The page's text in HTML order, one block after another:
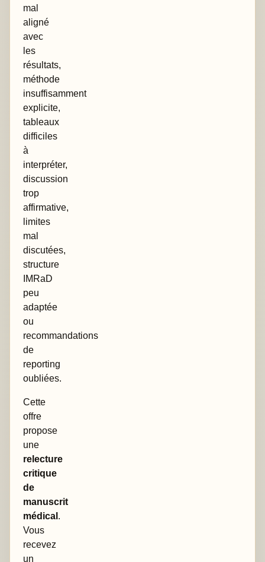
mal
aligné
avec
les
résultats,
méthode
insuffisamment
explicite,
tableaux
difficiles
à
interpréter,
discussion
trop
affirmative,
limites
mal
discutées,
structure
IMRaD
peu
adaptée
ou
recommandations
de
reporting
oubliées.
Cette
offre
propose
une
relecture
critique
de
manuscrit
médical.
Vous
recevez
un